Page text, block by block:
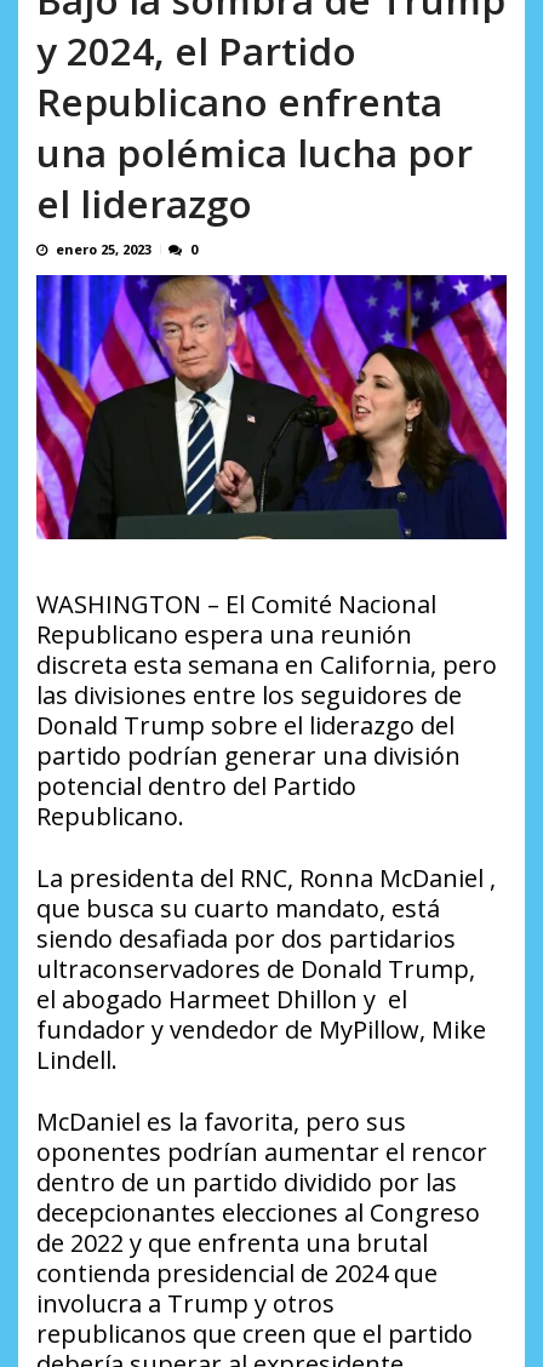
y 2024, el Partido
Republicano enfrenta
una polémica lucha por
el liderazgo
enero 25, 2023 0
WASHINGTON – El Comité Nacional
Republicano espera una reunión
discreta esta semana en California, pero
las divisiones entre los seguidores de
Donald Trump sobre el liderazgo del
partido podrían generar una división
potencial dentro del Partido
Republicano.
La presidenta del RNC, Ronna McDaniel ,
que busca su cuarto mandato, está
siendo desafiada por dos partidarios
ultraconservadores de Donald Trump,
el abogado Harmeet Dhillon y el
fundador y vendedor de MyPillow, Mike
Lindell.
McDaniel es la favorita, pero sus
oponentes podrían aumentar el rencor
dentro de un partido dividido por las
decepcionantes elecciones al Congreso
de 2022 y que enfrenta una brutal
contienda presidencial de 2024 que
involucra a Trump y otros
republicanos que creen que el partido